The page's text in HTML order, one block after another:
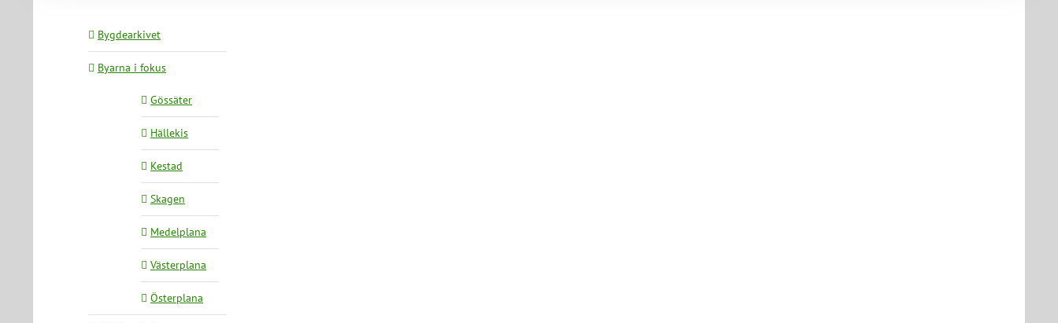
Bygdearkivet
Byarna i fokus
Gössäter
Hällekis
Kestad
Skagen
Medelplana
Västerplana
Österplana